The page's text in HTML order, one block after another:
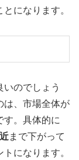
になります。
のでしょう
は、市場全体が
す。具体的に
まで下がって
になります。